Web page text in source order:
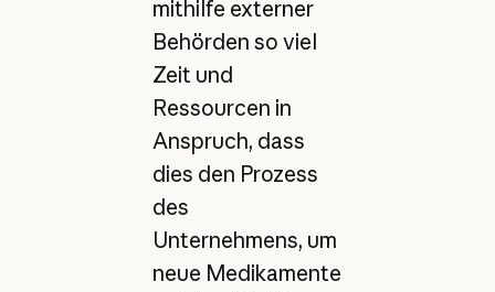
mithilfe externer
Behörden so viel
Zeit und
Ressourcen in
Anspruch, dass
dies den Prozess
des
Unternehmens, um
neue Medikamente